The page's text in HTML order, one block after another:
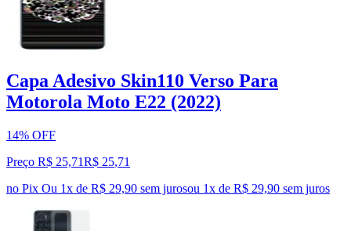
Capa Adesivo Skin110 Verso Para
Motorola Moto E22 (2022)
14% OFF
Preço R$ 25,71R$ 25,71
no Pix Ou 1x de R$ 29,90 sem jurosou 1x de R$ 29,90 sem juros